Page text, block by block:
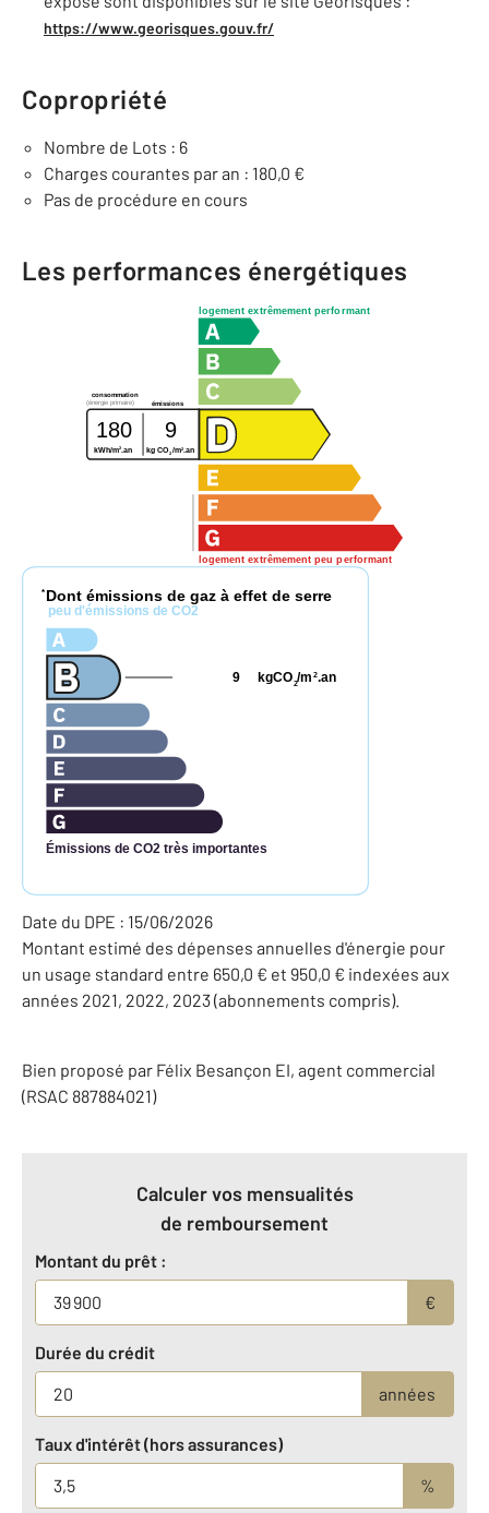
https://www.georisques.gouv.fr/
Copropriété
Nombre de Lots : 6
Charges courantes par an : 180,0 €
Pas de procédure en cours
Les performances énergétiques
logement extrêmement performant
logement extrêmement peu performant
consommation
émissions
(énergie primaire)
180 9
kWh/m2.an kg CO2 /m2 .an
* Dont émissions de gaz à effet de serre
peu d'émissions de CO2
Émissions de CO2 très importantes
kgCO2/m 2.an
9
Date du DPE : 15/06/2026
Montant estimé des dépenses annuelles d'énergie pour
un usage standard entre 650,0 € et 950,0 € indexées aux
années 2021, 2022, 2023 (abonnements compris).
Bien proposé par Félix Besançon EI, agent commercial
(RSAC 887884021)
Calculer vos mensualités
de remboursement
Montant du prêt :
€
Durée du crédit
années
Taux d'intérêt (hors assurances)
%